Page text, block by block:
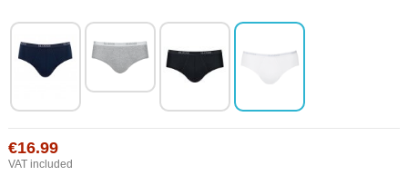
€16.99
VAT included